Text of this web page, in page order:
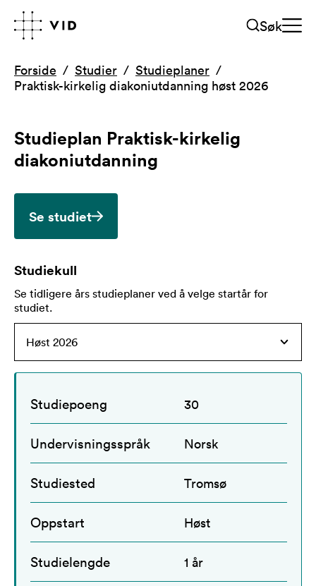
Søk
Forside Studier
Studieplaner
Praktisk-kirkelig diakoniutdanning høst 2026
Studieplan Praktisk-kirkelig
diakoniutdanning
Se studiet
Studiekull
Se tidligere års studieplaner ved å velge startår for
studiet.
Studiepoeng 30
Undervisningsspråk Norsk
Studiested Tromsø
Oppstart Høst
Studielengde 1 år